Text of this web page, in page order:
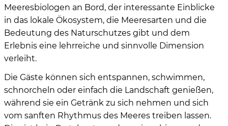
Meeresbiologen an Bord, der interessante Einblicke
in das lokale Ökosystem, die Meeresarten und die
Bedeutung des Naturschutzes gibt und dem
Erlebnis eine lehrreiche und sinnvolle Dimension
verleiht.
Die Gäste können sich entspannen, schwimmen,
schnorcheln oder einfach die Landschaft genießen,
während sie ein Getränk zu sich nehmen und sich
vom sanften Rhythmus des Meeres treiben lassen.